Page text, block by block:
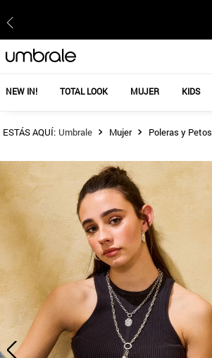
NEW IN! TOTAL LOOK MUJER KIDS
Mujer Poleras y Petos